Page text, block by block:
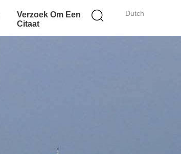
Dutch
Verzoek Om Een
Citaat